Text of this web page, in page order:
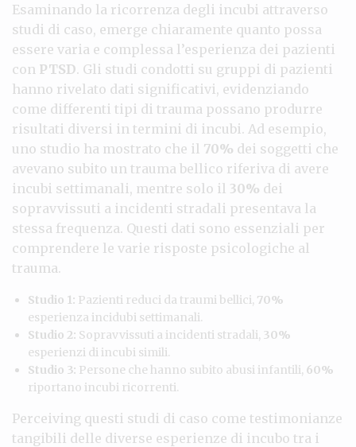
Esaminando la ricorrenza degli incubi attraverso
studi di caso, emerge chiaramente quanto possa
essere varia e complessa l’esperienza dei pazienti
con PTSD. Gli studi condotti su gruppi di pazienti
hanno rivelato dati significativi, evidenziando
come differenti tipi di trauma possano produrre
risultati diversi in termini di incubi. Ad esempio,
uno studio ha mostrato che il 70% dei soggetti che
avevano subito un trauma bellico riferiva di avere
incubi settimanali, mentre solo il 30% dei
sopravvissuti a incidenti stradali presentava la
stessa frequenza. Questi dati sono essenziali per
comprendere le varie risposte psicologiche al
trauma.
Studio 1: Pazienti reduci da traumi bellici, 70%
esperienza incidubi settimanali.
Studio 2: Sopravvissuti a incidenti stradali, 30%
esperienzi di incubi simili.
Studio 3: Persone che hanno subito abusi infantili, 60%
riportano incubi ricorrenti.
Perceiving questi studi di caso come testimonianze
tangibili delle diverse esperienze di incubo tra i